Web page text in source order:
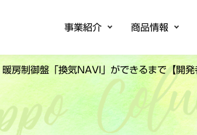
事業紹介
ODM基板開発
農業コントローラ
きのこ栽培システム
商品情報
商品情報一覧
制御基板
農業用コントローラ
きのこ栽培システム
温度・湿度調節計
超音波加湿器 カタログ
技術資料
房制御盤「換気NAVI」ができるまで【開発